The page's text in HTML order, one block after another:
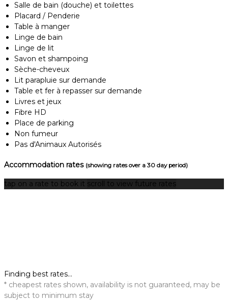
Salle de bain (douche) et toilettes
Placard / Penderie
Table à manger
Linge de bain
Linge de lit
Savon et shampoing
Sèche-cheveux
Lit parapluie sur demande
Table et fer à repasser sur demande
Livres et jeux
Fibre HD
Place de parking
Non fumeur
Pas d'Animaux Autorisés
Accommodation rates (showing rates over a 30 day period)
tap on a rate to book it scroll to view future rates
Finding best rates...
* cheapest rates shown, availability is not guaranteed, may be
subject to minimum stay